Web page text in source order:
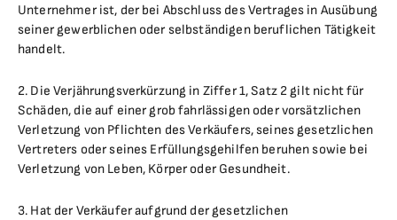
Unternehmer ist, der bei Abschluss des Vertrages in Ausübung
seiner gewerblichen oder selbständigen beruflichen Tätigkeit
handelt.
2. Die Verjährungsverkürzung in Ziffer 1, Satz 2 gilt nicht für
Schäden, die auf einer grob fahrlässigen oder vorsätzlichen
Verletzung von Pflichten des Verkäufers, seines gesetzlichen
Vertreters oder seines Erfüllungsgehilfen beruhen sowie bei
Verletzung von Leben, Körper oder Gesundheit.
3. Hat der Verkäufer aufgrund der gesetzlichen